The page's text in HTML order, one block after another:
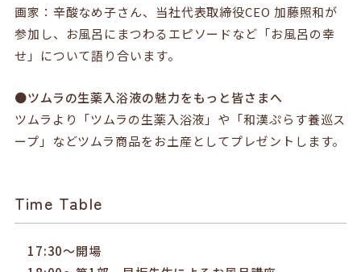
画家：辛酸なめ子さん、当社代表取締役CEO 加藤照和が
参加し、お風呂にまつわるエピソードなど「お風呂の幸
せ」について語り合います。
●ツムラの生薬入浴液の魅力をもっと皆さまへ
ツムラより「ツムラの生薬入浴液」や「和漢ぷらす養巡ス
ープ」などツムラ商品をお土産としてプレゼントします。
Time Table
17:30～開場